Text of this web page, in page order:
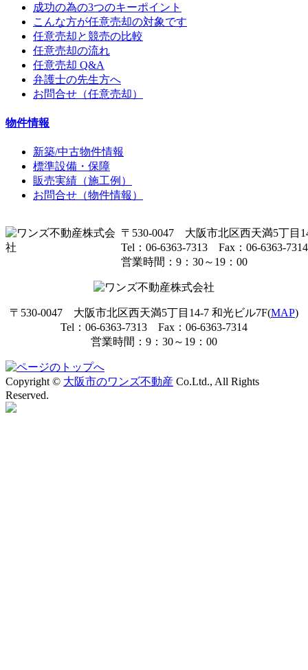
成功の為の3つのキーポイント
こんな方が任意売却の対象です
任意売却と競売の比較
任意売却の流れ
任意売却 Q&A
弁護士の先生方へ
お問合せ（任意売却）
物件情報
新築/中古物件情報
標準設備・保障
販売実績（施工例）
お問合せ（物件情報）
〒530-0047 大阪市北区西天満5丁目
Tel：06-6363-7313 Fax：06-6363-7314
営業時間：9：30～19：00
〒530-0047 大阪市北区西天満5丁目14-7 和光ビル7F(MAP)
Tel：06-6363-7313 Fax：06-6363-7314
営業時間：9：30～19：00
Copyright © 大阪市のワンズ不動産 Co.Ltd., All Rights
Reserved.